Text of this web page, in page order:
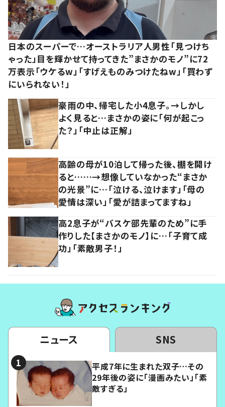
日本のスーパーで…オーストラリア人男性「見つけち
ゃった」目を輝かせて持ってきた”まさかのモノ”に72
万表示「ウケるw」「すげえものみつけたねw」「買わず
にいられない！」
豪雨の中、帰宅した小4息子。→しかし
よく見ると…まさかの姿に「何が起こっ
た？」「中止は正解」
高齢の母が10泊して帰った後、棚を開け
ると……→想像していなかった“まさか
の光景”に…「泣ける、泣けます」「母の
愛情は深い」「愛が詰まってますね」
高2息子が“バスケ部先輩のため”に手
作りした【まさかのモノ】に…「子育て成
功」「素敵男子！」
ニュース SNS
平成7年に生まれた双子…その
29年後の姿に「漫画みたい」「素
敵すぎる」